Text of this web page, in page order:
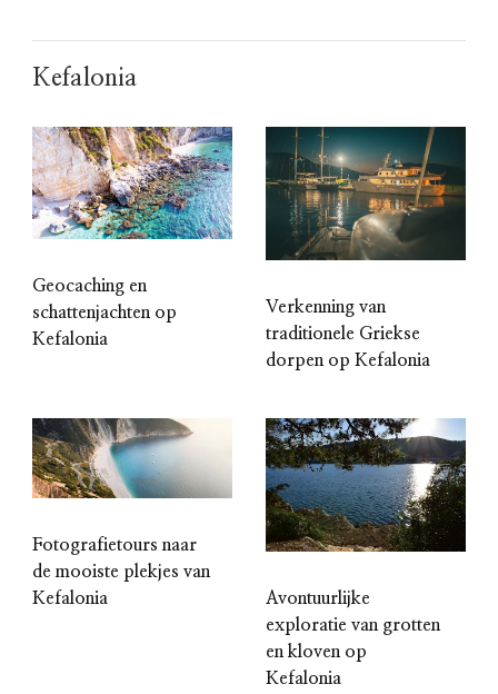
Kefalonia
Geocaching en
schattenjachten op
Kefalonia
Verkenning van
traditionele Griekse
dorpen op Kefalonia
Fotografietours naar
de mooiste plekjes van
Kefalonia
Avontuurlijke
exploratie van grotten
en kloven op
Kefalonia